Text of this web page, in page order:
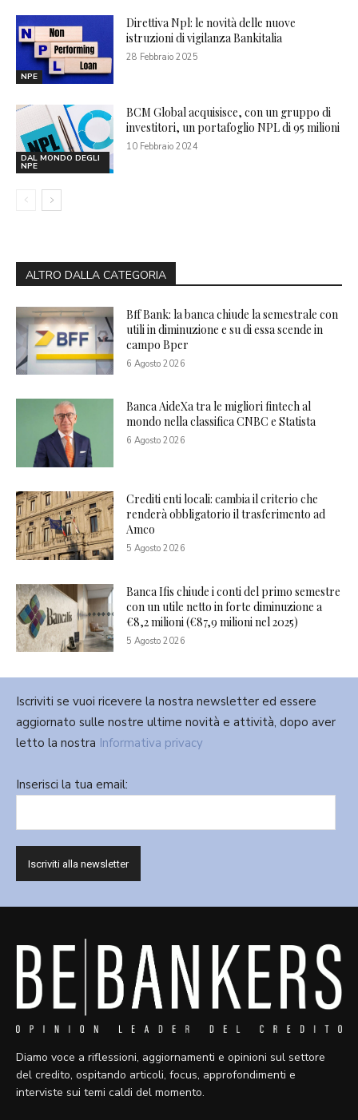
NPE
Direttiva Npl: le novità delle nuove
istruzioni di vigilanza Bankitalia
28 Febbraio 2025
DAL MONDO DEGLI
NPE
BCM Global acquisisce, con un gruppo di
investitori, un portafoglio NPL di 95 milioni
10 Febbraio 2024
ALTRO DALLA CATEGORIA
Bff Bank: la banca chiude la semestrale con
utili in diminuzione e su di essa scende in
campo Bper
6 Agosto 2026
Banca AideXa tra le migliori fintech al
mondo nella classifica CNBC e Statista
6 Agosto 2026
Crediti enti locali: cambia il criterio che
renderà obbligatorio il trasferimento ad
Amco
5 Agosto 2026
Banca Ifis chiude i conti del primo semestre
con un utile netto in forte diminuzione a
€8,2 milioni (€87,9 milioni nel 2025)
5 Agosto 2026
Iscriviti se vuoi ricevere la nostra newsletter ed essere
aggiornato sulle nostre ultime novità e attività, dopo aver
letto la nostra Informativa privacy
Inserisci la tua email:
Diamo voce a riflessioni, aggiornamenti e opinioni sul settore
del credito, ospitando articoli, focus, approfondimenti e
interviste sui temi caldi del momento.